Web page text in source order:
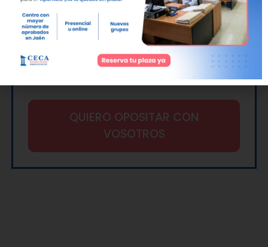
sacarte las oposiciones y
trabajar en el SAS?
Nosotros somos tu academia
QUIERO OPOSITAR CON
VOSOTROS